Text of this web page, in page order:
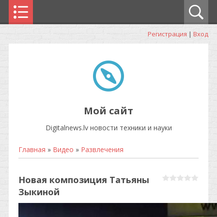
Регистрация | Вход
Мой сайт
Digitalnews.lv новости техники и науки
Главная » Видео » Развлечения
Новая композиция Татьяны
Зыкиной